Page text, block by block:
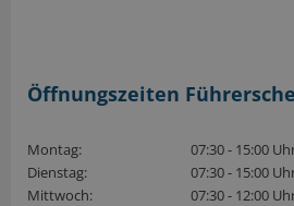
Öffnungszeiten
Montag:
07:30 - 15:00
Dienstag:
07:30 - 15:00
Mittwoch:
07:30 - 12:00